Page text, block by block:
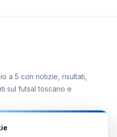
a 5 con notizie, risultati,
sul futsal toscano e